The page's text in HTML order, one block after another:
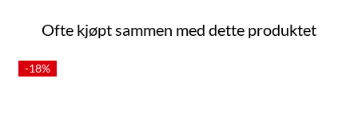
Ofte kjøpt sammen med dette produktet
-18%